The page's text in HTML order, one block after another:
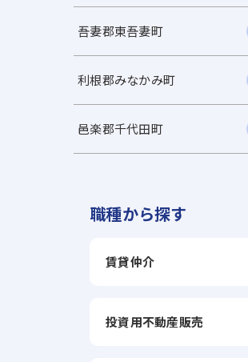
吾妻郡東吾妻町
利根郡みなかみ町
邑楽郡千代田町
職種から探す
賃貸仲介
投資用不動産販売